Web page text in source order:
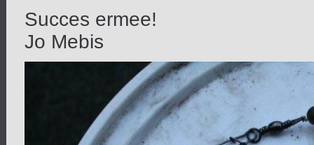
Succes ermee!
Jo Mebis